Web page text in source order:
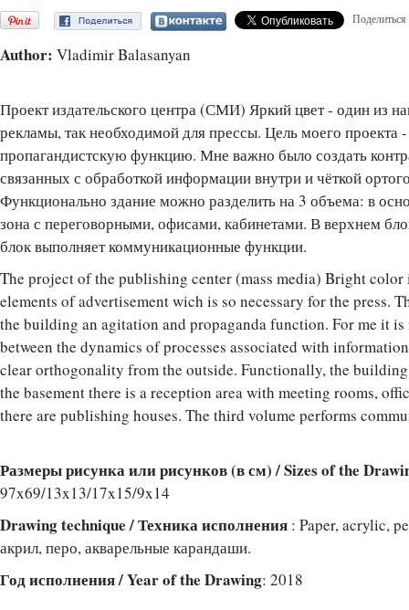
Поделиться
Author: Vladimir Balasanyan
Проект издательского центра (СМИ) Яркий цвет - один из
рекламы, так необходимой для прессы. Цель моего проекта
пропагандистскую функцию. Мне важно было создать
связанных с обработкой информации внутри и чёткой
Функционально здание можно разделить на 3 объема: в
зона с переговорными, офисами, кабинетами. В верхнем
блок выполняет коммуникационные функции.
The project of the publishing center (mass media) Bright
elements of advertisement wich is so necessary for the press.
the building an agitation and propaganda function. For me it
between the dynamics of processes associated with
clear orthogonality from the outside. Functionally, the
the basement there is a reception area with meeting rooms,
there are publishing houses. The third volume performs
Размеры рисунка или рисунков (в см) / Sizes of the
97x69/13x13/17x15/9x14
Drawing technique / Техника исполнения : Paper, acrylic,
акрил, перо, акварельные карандаши.
Год исполнения / Year of the Drawing: 2018